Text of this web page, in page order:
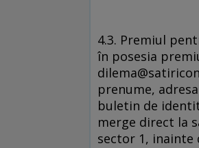
4.3. Premiul
în posesia
prenume,
buletin de
merge direct la
sector 1, inainte